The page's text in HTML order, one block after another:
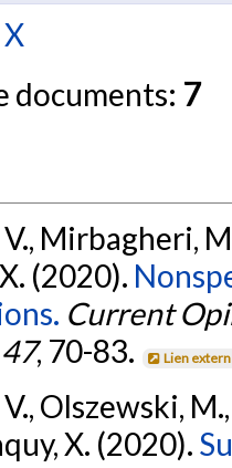
X
documents: 7
Mirbagheri,
(2020).
Current
47, 70-83. Lien
Olszewski,
X. (2020).